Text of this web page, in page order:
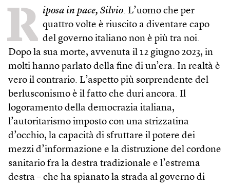
R iposa in pace, Silvio. L’uomo che per
quattro volte è riuscito a diventare capo
del governo italiano non è più tra noi.
Dopo la sua morte, avvenuta il 12 giugno 2023, in
molti hanno parlato della fine di un’era. In realtà è
vero il contrario. L’aspetto più sorprendente del
berlusconismo è il fatto che duri ancora. Il
logoramento della democrazia italiana,
l’autoritarismo imposto con una strizzatina
d’occhio, la capacità di sfruttare il potere dei
mezzi d’informazione e la distruzione del cordone
sanitario fra la destra tradizionale e l’estrema
destra – che ha spianato la strada al governo di